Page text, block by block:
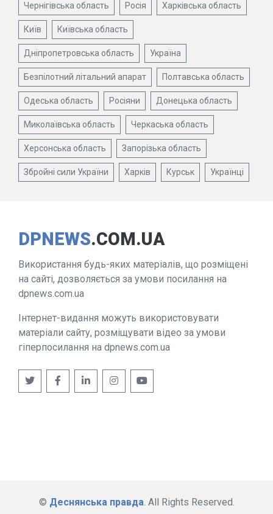
Чернігівська область Росія Харківська область
Київ Київська область
Дніпропетровська область Україна
Безпілотний літальний апарат Полтавська область
Одеська область Росіяни Донецька область
Миколаївська область Черкаська область
Херсонська область Запорізька область
Збройні сили України Харків Курськ Українці
DPNEWS.COM.UA
Використання будь-яких матеріалів, що розміщені
на сайті, дозволяється за умови посилання на
dpnews.com.ua
Інтернет-видання можуть використовувати
матеріали сайту, розміщувати відео за умови
гіперпосилання на dpnews.com.ua
© Деснянська правда. All Rights Reserved.